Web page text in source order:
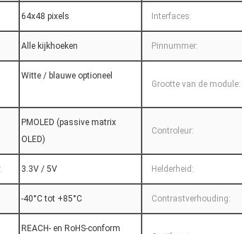
64x48 pixels Interfaces:
Alle kijkhoeken Pinnummer:
Witte / blauwe optioneel
Grootte van de module:
PMOLED (passive matrix
OLED)
Controleur:
3.3V / 5V Helderheid:
-40°C tot +85°C Contrastverhouding:
REACH- en RoHS-conform